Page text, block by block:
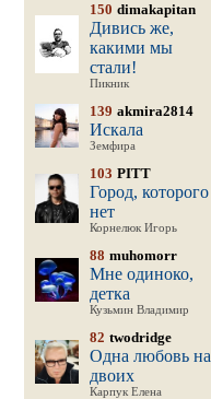
150 dimakapitan
Дивись же,
какими мы
стали!
Пикник
139 akmira2814
Искала
Земфира
103 PITT
Город, которого
нет
Корнелюк Игорь
88 muhomorr
Мне одиноко,
детка
Кузьмин Владимир
82 twodridge
Одна любовь на
двоих
Карпук Елена